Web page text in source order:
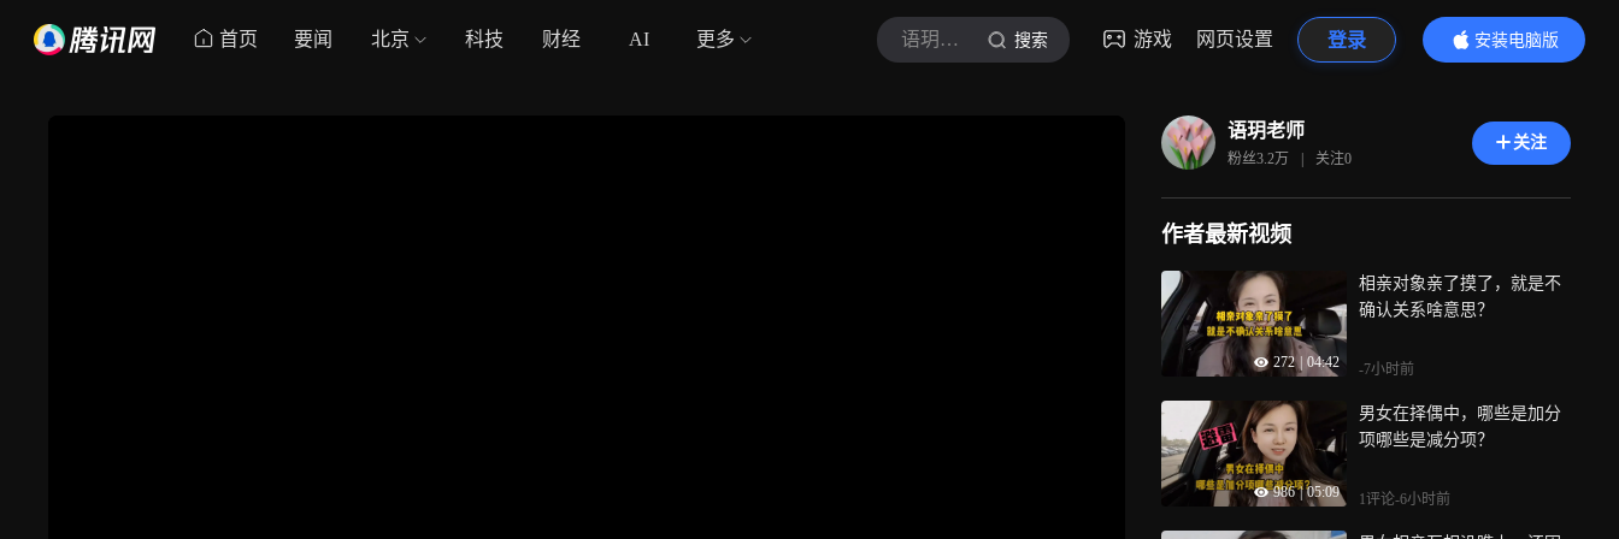
首页 要闻 北京 科技 财经 AI 更多 语玥老师 搜索 游戏 网页设置 登录
安装电脑版
内容更精彩
语玥老师
粉丝3.2万 | 关注0
关注
作者最新视频
272 04:42
相亲对象亲了摸了，就是不
确认关系啥意思？
-7小时前
986 | 05:09
男女在择偶中，哪些是加分
项哪些是减分项？
1评论-6小时前